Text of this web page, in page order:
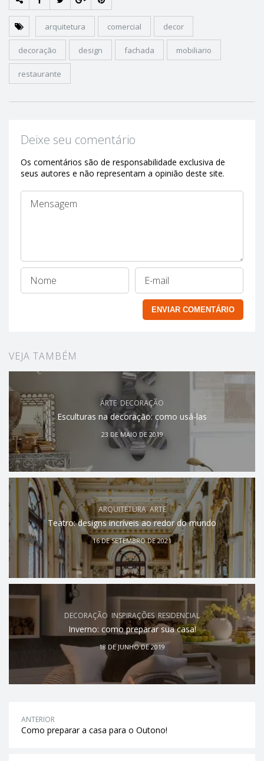
arquitetura comercial decor
decoração design fachada mobiliario
restaurante
Deixe seu comentário
Os comentários são de responsabilidade exclusiva de
seus autores e não representam a opinião deste site.
VEJA TAMBÉM
ARTE,DECORAÇÃO
Esculturas na decoração: como usá-las
23 DE MAIO DE 2019
ARQUITETURA,ARTE
Teatro: designs incríveis ao redor do mundo
16 DE SETEMBRO DE 2021
DECORAÇÃO, INSPIRAÇÕES, RESIDENCIAL
Inverno: como preparar sua casa!
18 DE JUNHO DE 2019
ANTERIOR
Como preparar a casa para o Outono!